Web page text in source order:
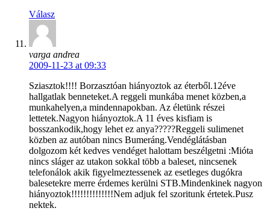
Válasz
varga andrea
2009-11-23 at 09:33
Sziasztok!!!! Borzasztóan hiányoztok az éterből.12éve
hallgatlak benneteket.A reggeli munkába menet közben,a
munkahelyen,a mindennapokban. Az életünk részei
lettetek.Nagyon hiányoztok.A 11 éves kisfiam is
bosszankodik,hogy lehet ez anya?????Reggeli sulimenet
közben az autóban nincs Bumeráng.Vendéglátásban
dolgozom két kedves vendéget halottam beszélgetni :Mióta
nincs sláger az utakon sokkal több a baleset, nincsenek
telefonálok akik figyelmeztessenek az esetleges dugókra
balesetekre merre érdemes kerülni STB.Mindenkinek nagyon
hiányoztok!!!!!!!!!!!!!!Nem adjuk fel szoritunk értetek.Pusz
nektek.